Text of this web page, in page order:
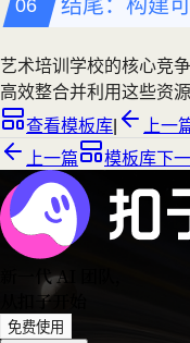
结尾：构建
艺术培训学校的核心竞
高效整合并利用这些资
查看模板库
上一
上一篇
模板库下
新一代 AI 团队
从扣子开始
免费使用